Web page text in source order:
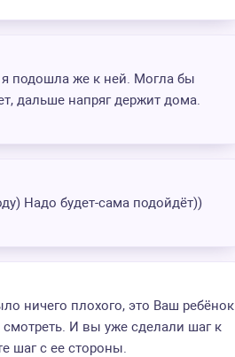
подошла же к ней. Могла бы
дальше напряг держит дома.
Надо будет-сама подойдёт))
ничего плохого, это Ваш ребёнок
смотреть. И вы уже сделали шаг к
шаг с ее стороны.